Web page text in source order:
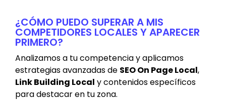
¿CÓMO PUEDO SUPERAR A MIS
COMPETIDORES LOCALES Y APARECER
PRIMERO?
Analizamos a tu competencia y aplicamos
estrategias avanzadas de SEO On Page Local,
Link Building Local y contenidos específicos
para destacar en tu zona.